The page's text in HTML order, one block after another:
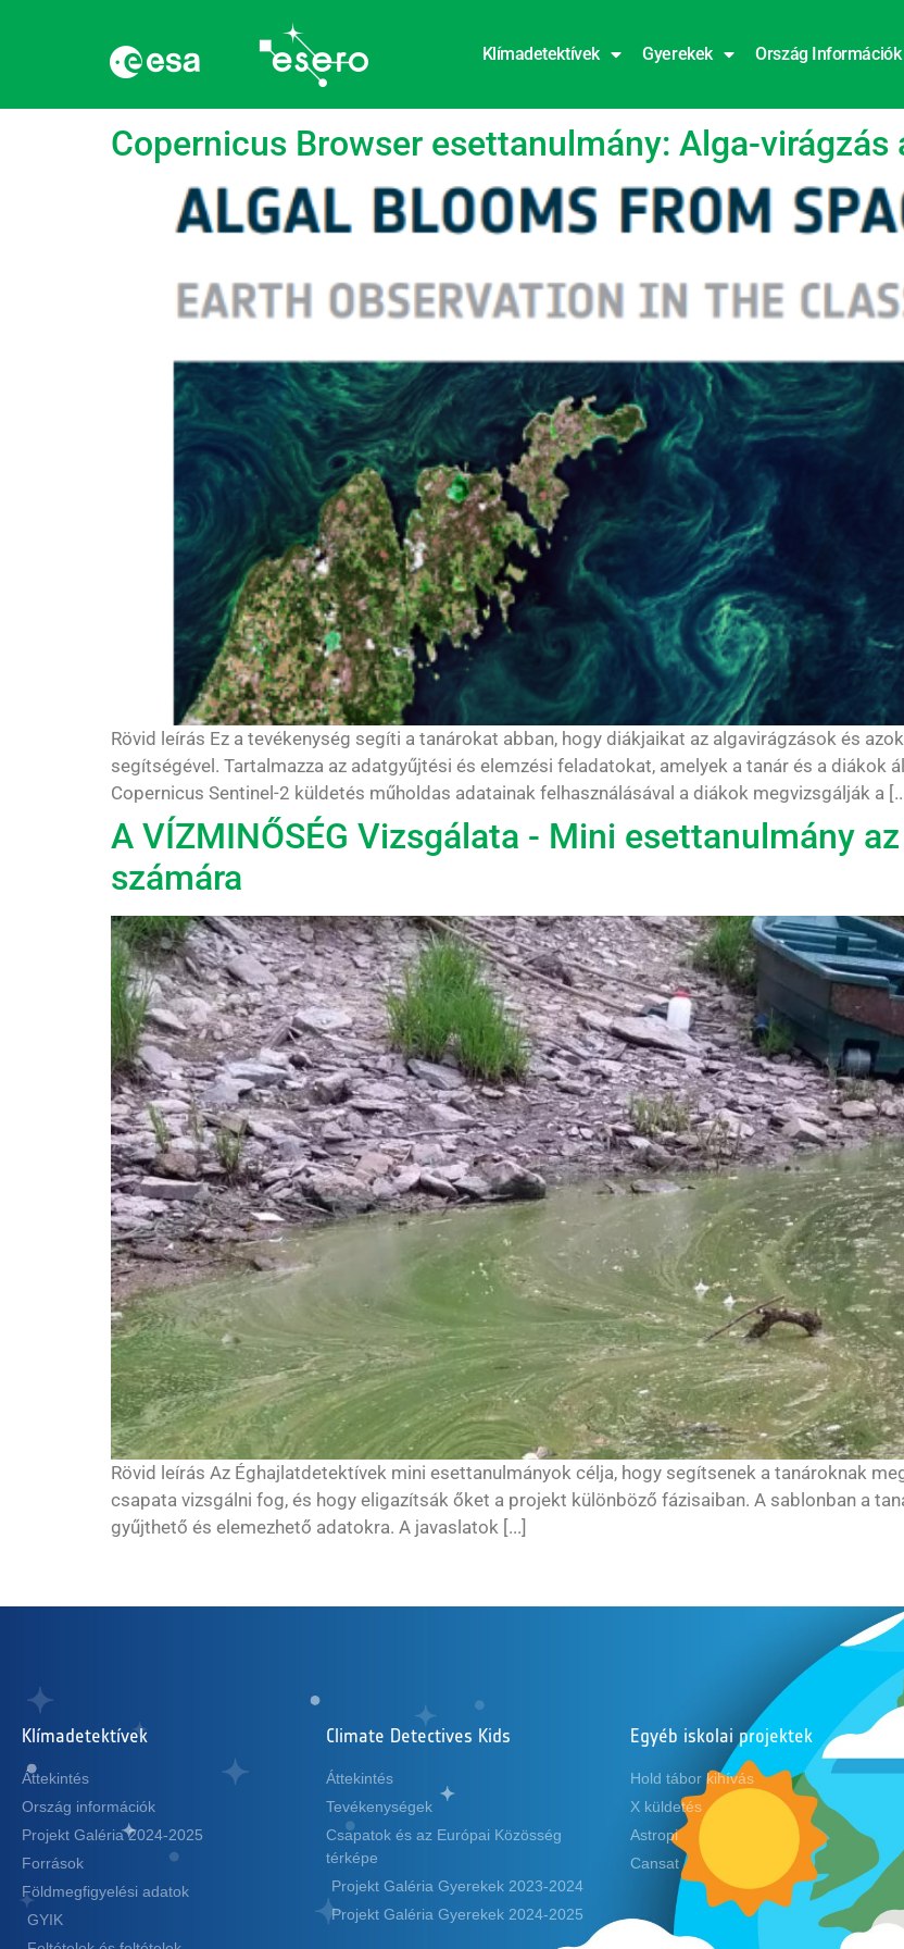
Klímadetektívek Gyerekek Ország Információk
Címke: Vízminőség
Copernicus Browser esettanulmány: Alga-virágzás
Rövid leírás Ez a tevékenység segíti a tanárokat abban, hogy diákjaikat az algavirágzások és
segítségével. Tartalmazza az adatgyűjtési és elemzési feladatokat, amelyek a tanár és a
Copernicus Sentinel-2 küldetés műholdas adatainak felhasználásával a diákok megvizsgálják a
A VÍZMINŐSÉG Vizsgálata - Mini esettanulmány
számára
Rövid leírás Az Éghajlatdetektívek mini esettanulmányok célja, hogy segítsenek a tanároknak
csapata vizsgálni fog, és hogy eligazítsák őket a projekt különböző fázisaiban. A sablonban a
gyűjthető és elemezhető adatokra. A javaslatok [...]
Klímadetektívek
Áttekintés
Ország információk
Projekt Galéria 2024-2025
Források
Földmegfigyelési adatok
GYIK
Climate Detectives Kids
Áttekintés
Tevékenységek
Csapatok és az Európai Közösség
térképe
Projekt Galéria Gyerekek 2023-2024
Projekt Galéria Gyerekek 2024-2025
Egyéb iskolai projektek
Hold tábor kihívás
X küldetés
Astropi
Cansat